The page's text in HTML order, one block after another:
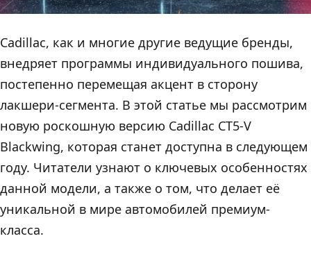
Cadillac, как и многие другие ведущие бренды,
внедряет программы индивидуального пошива,
постепенно перемещая акцент в сторону
лакшери-сегмента. В этой статье мы рассмотрим
новую роскошную версию Cadillac CT5-V
Blackwing, которая станет доступна в следующем
году. Читатели узнают о ключевых особенностях
данной модели, а также о том, что делает её
уникальной в мире автомобилей премиум-
класса.